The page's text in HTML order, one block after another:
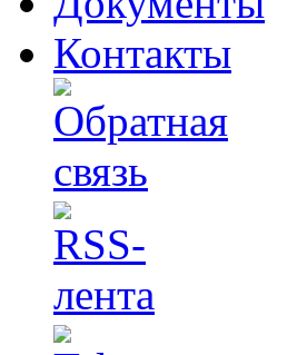
Контакты